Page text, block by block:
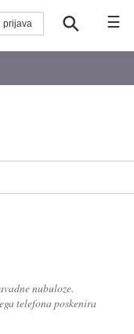
☰
nubuloze.
telefona poskenira